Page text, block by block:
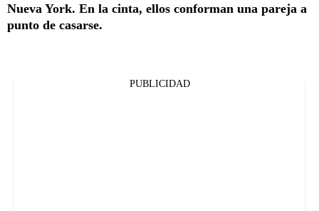
Nueva York. En la cinta, ellos conforman una pareja a
punto de casarse.
PUBLICIDAD